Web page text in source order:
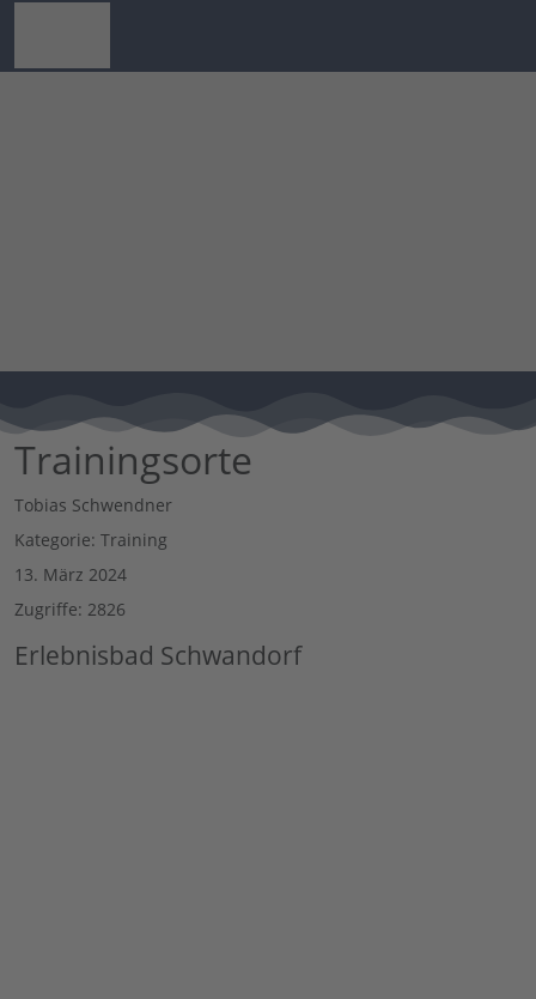
Trainingsorte
Tobias Schwendner
Kategorie: Training
13. März 2024
Zugriffe: 2826
Erlebnisbad Schwandorf